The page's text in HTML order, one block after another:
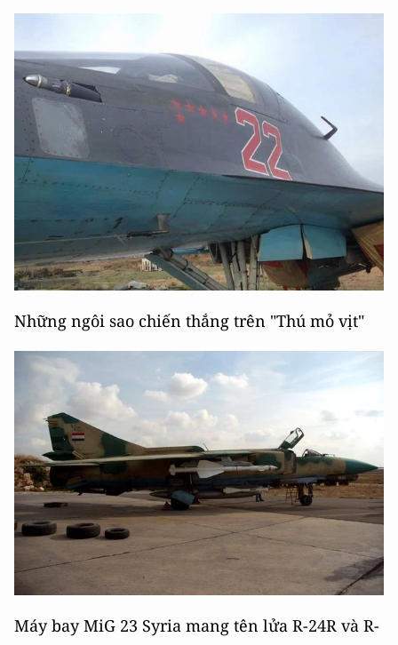
Những ngôi sao chiến thắng trên "Thú mỏ vịt"
Máy bay MiG 23 Syria mang tên lửa R-24R và R-